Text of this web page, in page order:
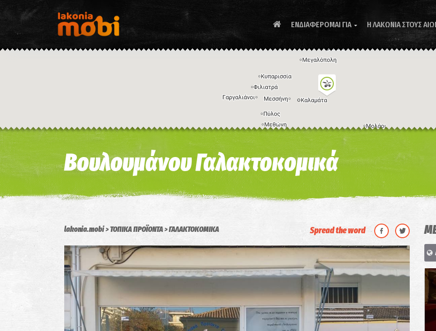
ΕΝΔΙΑΦΕΡΟΜΑΙ ΓΙΑ  Η ΛΑΚΩΝΙΑ ΣΤΟΥΣ
Βουλουμάνου Γαλακτοκομικά
lakonia.mobi ΤΟΠΙΚΑ ΠΡΟΪΟΝΤΑ ΓΑΛΑΚΤΟΚΟΜΙΚΑ Spread the word